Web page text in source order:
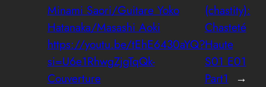
Minami Saori/Guitare Yoko
Hatanaka/Masashi Aoki
https://youtu.be/tEhE6430aYQ?
si=U6e1RhwgZjgTqQk-
Couverture
(chastity):
Chasteté
Haute
S01 E01
Part1
→